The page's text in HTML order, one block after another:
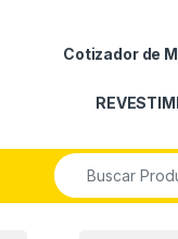
Cotizador de